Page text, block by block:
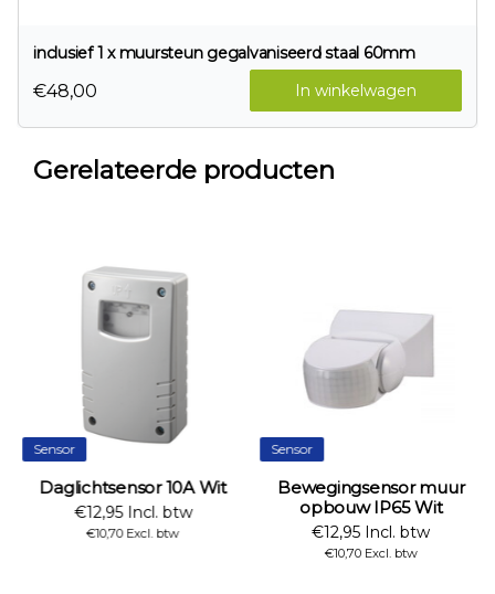
inclusief 1 x muursteun gegalvaniseerd staal 60mm
In winkelwagen
€48,00
Gerelateerde producten
Sensor
Daglichtsensor 10A Wit
€12,95 Incl. btw
€10,70 Excl. btw
Sensor
Bewegingsensor muur
opbouw IP65 Wit
€12,95 Incl. btw
€10,70 Excl. btw